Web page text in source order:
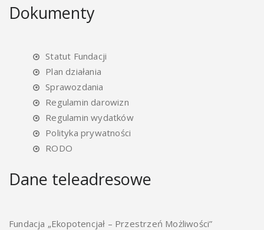
Dokumenty
Statut Fundacji
Plan działania
Sprawozdania
Regulamin darowizn
Regulamin wydatków
Polityka prywatności
RODO
Dane teleadresowe
Fundacja „Ekopotencjał – Przestrzeń Możliwości”